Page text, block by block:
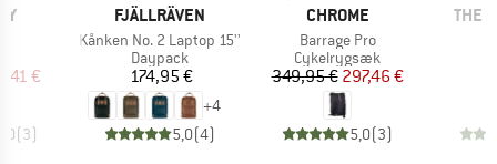
pris
€
(3)
MÆRKE
FJÄLLRÄVEN
Artikel
Kånken No. 2 Laptop 15''
Produktgruppe
Daypack
Pris
174,95 €
+4
5,0(4)
MÆRKE
CHROME
Artikel
Barrage Pro
Produktgruppe
Cykelrygsæk
Pris
349,95 €Nedsat pris
297,46 €
5,0(3)
THE